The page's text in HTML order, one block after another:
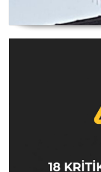
Yagi